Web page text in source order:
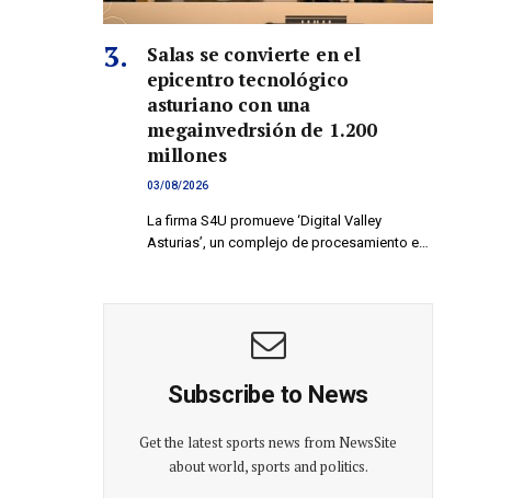
Salas se convierte en el
epicentro tecnológico
asturiano con una
megainvedrsión de 1.200
millones
03/08/2026
La firma S4U promueve ‘Digital Valley
Asturias’, un complejo de procesamiento e…
Subscribe to News
Get the latest sports news from NewsSite
about world, sports and politics.